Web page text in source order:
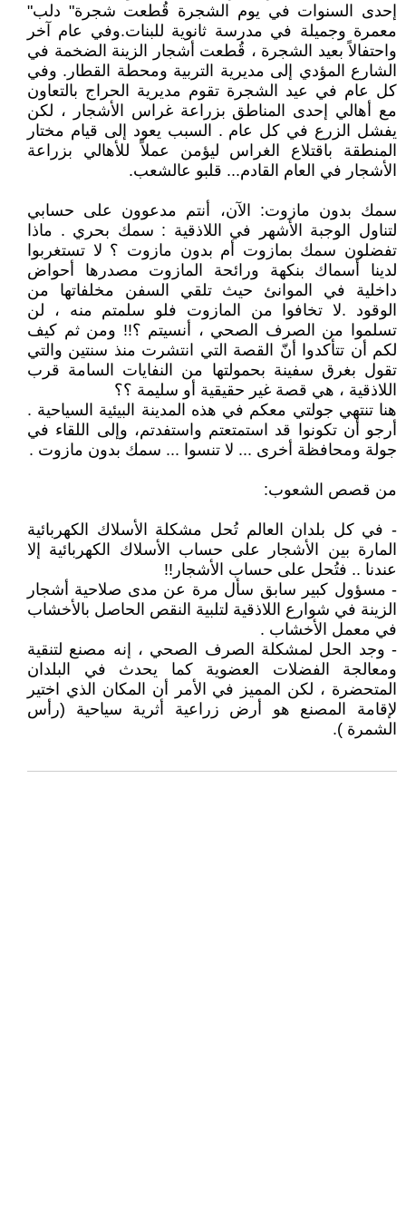
إحدى السنوات في يوم الشجرة قُطعت شجرة" دلب"
معمرة وجميلة في مدرسة ثانوية للبنات.وفي عام آخر
واحتفالاً بعيد الشجرة ، قُطعت أشجار الزينة الضخمة في
الشارع المؤدي إلى مديرية التربية ومحطة القطار. وفي
كل عام في عيد الشجرة تقوم مديرية الحراج بالتعاون
مع أهالي إحدى المناطق بزراعة غراس الأشجار ، لكن
يفشل الزرع في كل عام . السبب يعود إلى قيام مختار
المنطقة باقتلاع الغراس ليؤمن عملاً للأهالي بزراعة
الأشجار في العام القادم... قلبو عالشعب.
سمك بدون مازوت: الآن، أنتم مدعوون على حسابي
لتناول الوجبة الأشهر في اللاذقية : سمك بحري . ماذا
تفضلون سمك بمازوت أم بدون مازوت ؟ لا تستغربوا
لدينا أسماك بنكهة ورائحة المازوت مصدرها أحواض
داخلية في الموانئ حيث تلقي السفن مخلفاتها من
الوقود .لا تخافوا من المازوت فلو سلمتم منه ، لن
تسلموا من الصرف الصحي ، أنسيتم ؟!! ومن ثم كيف
لكم أن تتأكدوا أنّ القصة التي انتشرت منذ سنتين والتي
تقول بغرق سفينة بحمولتها من النفايات السامة قرب
اللاذقية ، هي قصة غير حقيقية أو سليمة ؟؟
هنا تنتهي جولتي معكم في هذه المدينة البيئية السياحية .
أرجو أن تكونوا قد استمتعتم واستفدتم، وإلى اللقاء في
جولة ومحافظة أخرى ... لا تنسوا ... سمك بدون مازوت .
من قصص الشعوب:
- في كل بلدان العالم تُحل مشكلة الأسلاك الكهربائية
المارة بين الأشجار على حساب الأسلاك الكهربائية إلا
عندنا .. فتُحل على حساب الأشجار!!
- مسؤول كبير سابق سأل مرة عن مدى صلاحية أشجار
الزينة في شوارع اللاذقية لتلبية النقص الحاصل بالأخشاب
في معمل الأخشاب .
- وجد الحل لمشكلة الصرف الصحي ، إنه مصنع لتنقية
ومعالجة الفضلات العضوية كما يحدث في البلدان
المتحضرة ، لكن المميز في الأمر أن المكان الذي اختير
لإقامة المصنع هو أرض زراعية أثرية سياحية (رأس
الشمرة ).